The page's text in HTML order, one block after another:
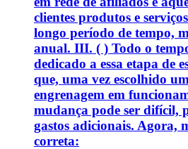
clientes produtos e
longo período de tempo,
anual. III. ( ) Todo o
dedicado a essa etapa de
que, uma vez escolhido
engrenagem em
mudança pode ser difícil,
gastos adicionais. Agora,
correta: